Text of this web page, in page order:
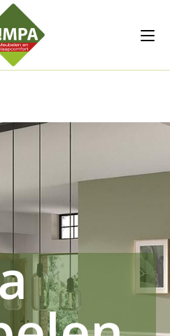
Regenschut
Kapselmed
Insektensc